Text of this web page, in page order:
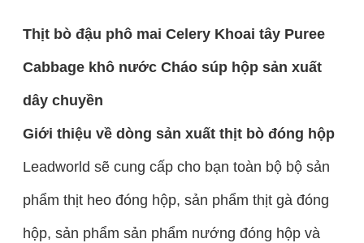
Thịt bò đậu phô mai Celery Khoai tây Puree
Cabbage khô nước Cháo súp hộp sản xuất
dây chuyền
Giới thiệu về dòng sản xuất thịt bò đóng hộp
Leadworld sẽ cung cấp cho bạn toàn bộ bộ sản
phẩm thịt heo đóng hộp, sản phẩm thịt gà đóng
hộp, sản phẩm sản phẩm nướng đóng hộp và